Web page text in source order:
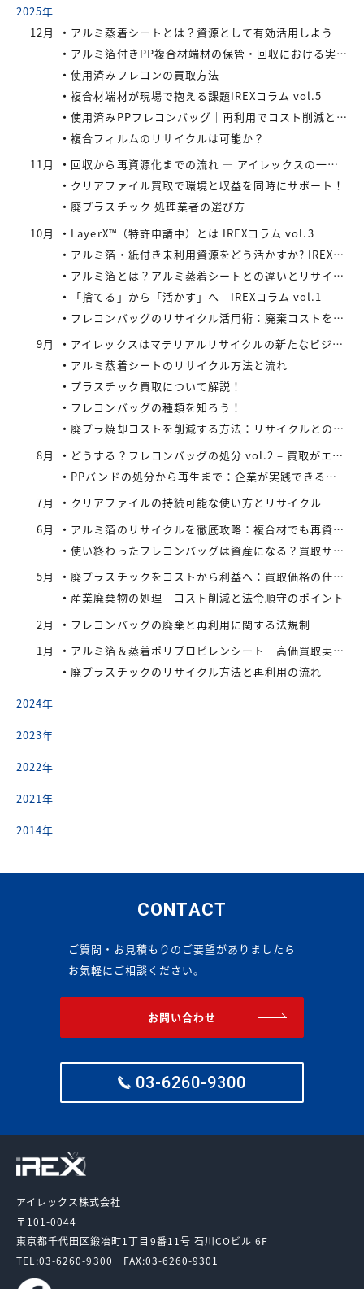
2025年
12月
アルミ蒸着シートとは？資源として有効活用しよう
アルミ箔付きPP複合材端材の保管・回収における実務上のポイントIREXコラム vol.6
使用済みフレコンの買取方法
複合材端材が現場で抱える課題IREXコラム vol.5
使用済みPPフレコンバッグ｜再利用でコスト削減と環境負荷軽減を実現
複合フィルムのリサイクルは可能か？
11月
回収から再資源化までの流れ ― アイレックスの一貫処理体制 IREXコラム vol.4
クリアファイル買取で環境と収益を同時にサポート！
廃プラスチック 処理業者の選び方
10月
LayerX™（特許申請中）とは IREXコラム vol.3
アルミ箔・紙付き未利用資源をどう活かすか? IREXコラム vol.2
アルミ箔とは？アルミ蒸着シートとの違いとリサイクルの取り組み
「捨てる」から「活かす」へ IREXコラム vol.1
フレコンバッグのリサイクル活用術：廃棄コストを減らす具体策とは
9月
アイレックスはマテリアルリサイクルの新たなビジネスに着手
アルミ蒸着シートのリサイクル方法と流れ
プラスチック買取について解説！
フレコンバッグの種類を知ろう！
廃プラ焼却コストを削減する方法：リサイクルとの比較で見えてくる最適解
8月
どうする？フレコンバッグの処分 vol.2 – 買取がエコにつながる
PPバンドの処分から再生まで：企業が実践できるコスト効率の高い手法
7月
クリアファイルの持続可能な使い方とリサイクル
6月
アルミ箔のリサイクルを徹底攻略：複合材でも再資源化できる最新手法とアイレックス株式会社の取り組み
使い終わったフレコンバッグは資産になる？買取サービスを活用したリサイクル戦略
5月
廃プラスチックをコストから利益へ：買取価格の仕組みと高値で売るコツ
産業廃棄物の処理 コスト削減と法令順守のポイント
2月
フレコンバッグの廃棄と再利用に関する法規制
1月
アルミ箔＆蒸着ポリプロピレンシート 高価買取実施中
廃プラスチックのリサイクル方法と再利用の流れ
2024年
2023年
2022年
2021年
2014年
CONTACT
ご質問・お見積もりのご要望がありましたら
お気軽にご相談ください。
お問い合わせ
03-6260-9300
アイレックス株式会社
〒101-0044
東京都千代田区鍛冶町1丁目9番11号 石川COビル 6F
TEL:03-6260-9300 FAX:03-6260-9301